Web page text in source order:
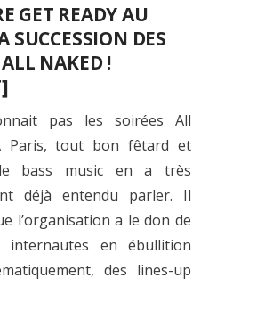
GET READY AU
SUCCESSION DES
ALL NAKED !
pas les soirées All
Paris, tout bon fêtard et
bass music en a très
déjà entendu parler. Il
l’organisation a le don de
internautes en ébullition
des lines-up